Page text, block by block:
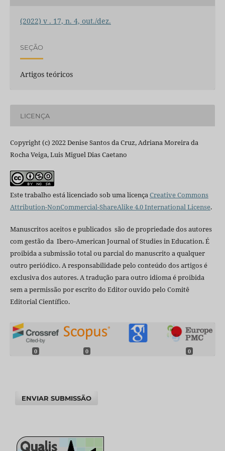
(2022) v . 17, n. 4, out./dez.
SEÇÃO
Artigos teóricos
LICENÇA
Copyright (c) 2022 Denise Santos da Cruz, Adriana Moreira da
Rocha Veiga, Luis Miguel Dias Caetano
Este trabalho está licenciado sob uma licençaCreative Commons
Attribution-NonCommercial-ShareAlike 4.0 International License.
Manuscritos aceitos e publicados são de propriedade dos autores
com gestão da Ibero-American Journal of Studies in Education. É
proibida a submissão total ou parcial do manuscrito a qualquer
outro periódico. A responsabilidade pelo conteúdo dos artigos é
exclusiva dos autores. A tradução para outro idioma é proibida
sem a permissão por escrito do Editor ouvido pelo Comitê
Editorial Científico.
0 0 0
ENVIAR SUBMISSÃO